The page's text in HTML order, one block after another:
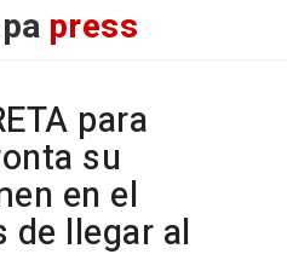
press
para
su
en el
de llegar al